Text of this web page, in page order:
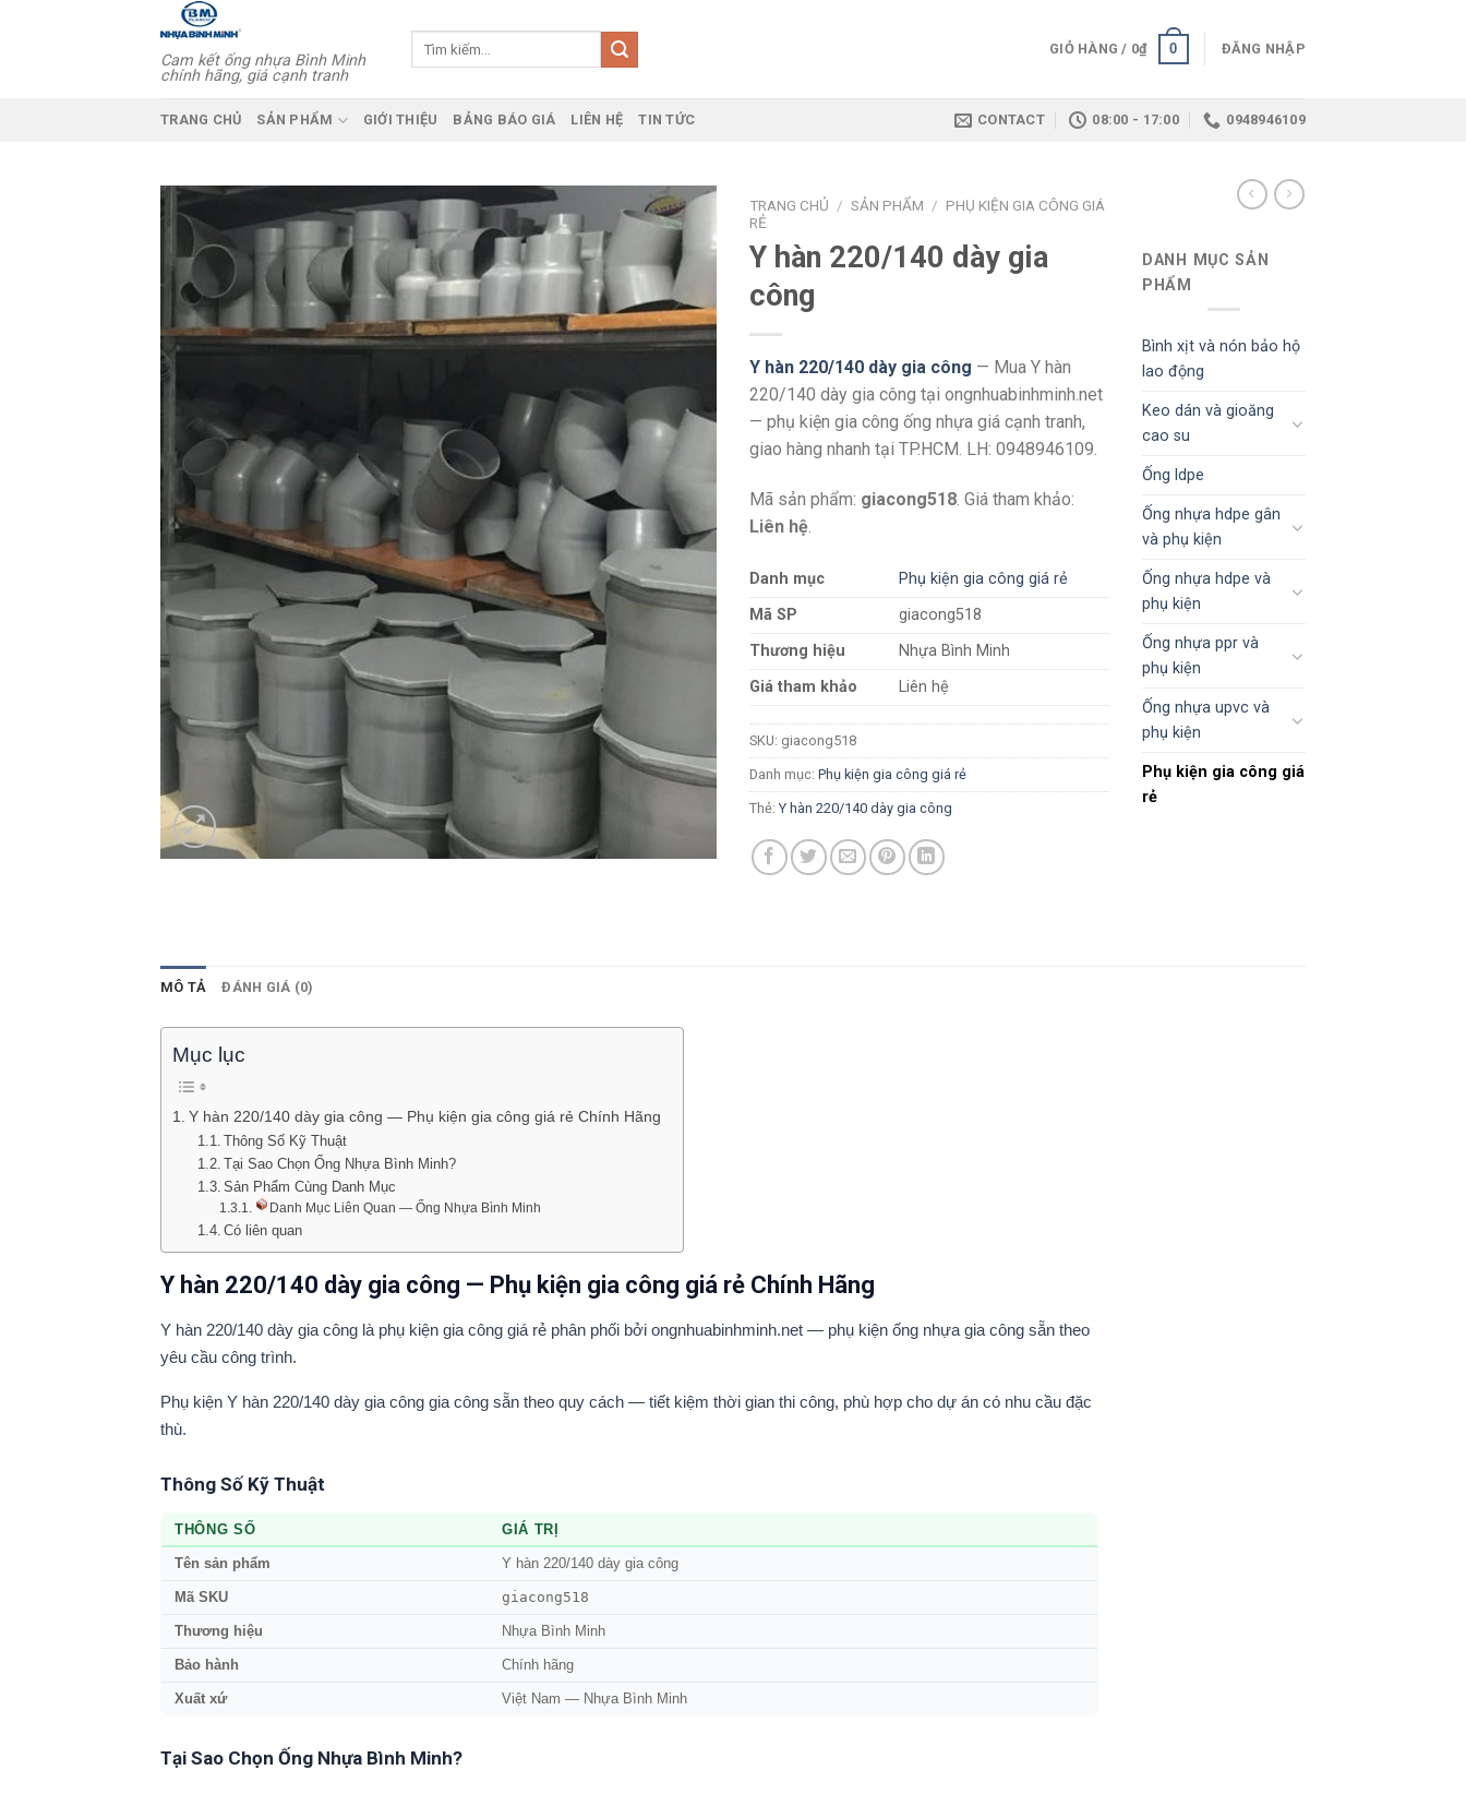
Cam kết ống nhựa Bình Minh
chính hãng, giá cạnh tranh
GIỎ HÀNG / 0₫ 0 ĐĂNG NHẬP
TRANG CHỦ SẢN PHẨM GIỚI THIỆU BẢNG BÁO GIÁ LIÊN HỆ TIN TỨC CONTACT 08:00 - 17:00 0948946109
TRANG CHỦ / SẢN PHẨM / PHỤ KIỆN GIA CÔNG GIÁ
RẺ
Y hàn 220/140 dày gia
công
Y hàn 220/140 dày gia công — Mua Y hàn
220/140 dày gia công tại ongnhuabinhminh.net
— phụ kiện gia công ống nhựa giá cạnh tranh,
giao hàng nhanh tại TP.HCM. LH: 0948946109.
Mã sản phẩm: giacong518 . Giá tham khảo:
Liên hệ
Danh mục
Phụ kiện gia công giá rẻ
Mã SP
giacong518
Thương hiệu
Nhựa Bình Minh
Giá tham khảo
Liên hệ
SKU: giacong518
Danh mục: Phụ kiện gia công giá rẻ
Thẻ: Y hàn 220/140 dày gia công
DANH MỤC SẢN
PHẨM
Bình xịt và nón bảo hộ
lao động
Keo dán và gioăng
cao su
Ống ldpe
Ống nhựa hdpe gân
và phụ kiện
Ống nhựa hdpe và
phụ kiện
Ống nhựa ppr và
phụ kiện
Ống nhựa upvc và
phụ kiện
Phụ kiện gia công giá
rẻ
MÔ TẢ ĐÁNH GIÁ (0)
Mục lục
Y hàn 220/140 dày gia công — Phụ kiện gia công giá rẻ Chính Hãng
Thông Số Kỹ Thuật
Tại Sao Chọn Ống Nhựa Bình Minh?
Sản Phẩm Cùng Danh Mục
Danh Mục Liên Quan — Ống Nhựa Bình Minh
Có liên quan
Y hàn 220/140 dày gia công — Phụ kiện gia công giá rẻ Chính Hãng
Y hàn 220/140 dày gia công là phụ kiện gia công giá rẻ phân phối bởi ongnhuabinhminh.net — phụ kiện ống nhựa gia công sẵn theo
yêu cầu công trình.
Phụ kiện Y hàn 220/140 dày gia công gia công sẵn theo quy cách — tiết kiệm thời gian thi công, phù hợp cho dự án có nhu cầu đặc
thù.
Thông Số Kỹ Thuật
THÔNG SỐ GIÁ TRỊ
Tên sản phẩm Y hàn 220/140 dày gia công
Mã SKU giacong518
Thương hiệu Nhựa Bình Minh
Bảo hành Chính hãng
Xuất xứ Việt Nam — Nhựa Bình Minh
Tại Sao Chọn Ống Nhựa Bình Minh?